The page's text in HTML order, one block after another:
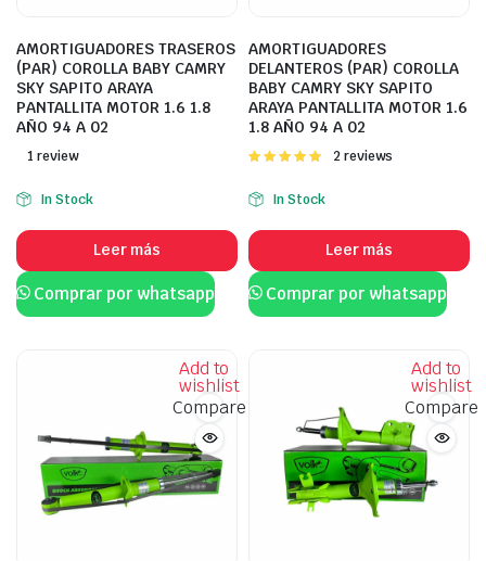
AMORTIGUADORES TRASEROS
(PAR) COROLLA BABY CAMRY
SKY SAPITO ARAYA
PANTALLITA MOTOR 1.6 1.8
AÑO 94 A 02
1 review
In Stock
Leer más
Comprar por whatsapp
AMORTIGUADORES
DELANTEROS (PAR) COROLLA
BABY CAMRY SKY SAPITO
ARAYA PANTALLITA MOTOR 1.6
1.8 AÑO 94 A 02
Valorado
5
2 reviews
In Stock
Leer más
Comprar por whatsapp
Add to
wishlist
Compare
Add to
wishlist
Compare